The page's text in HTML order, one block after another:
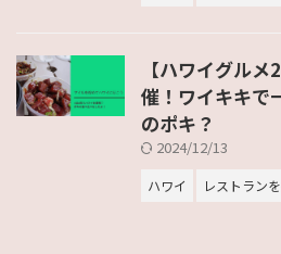
【ハワイグル
催！ワイキキで
のポキ？
2024/12/13
ハワイ レストラン